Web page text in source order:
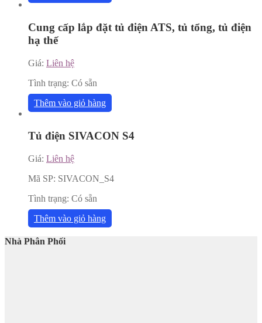
Cung cấp lắp đặt tủ điện ATS, tủ tổng, tủ điện
hạ thế
Giá: Liên hệ
Tình trạng: Có sẵn
Thêm vào giỏ hàng
Tủ điện SIVACON S4
Giá: Liên hệ
Mã SP: SIVACON_S4
Tình trạng: Có sẵn
Thêm vào giỏ hàng
Nhà Phân Phối